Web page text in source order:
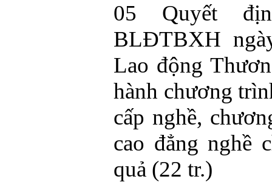
05 Quyết
BLĐTBXH
Lao động
hành chương
cấp nghề,
cao đẳng nghề
quả (22 tr.)